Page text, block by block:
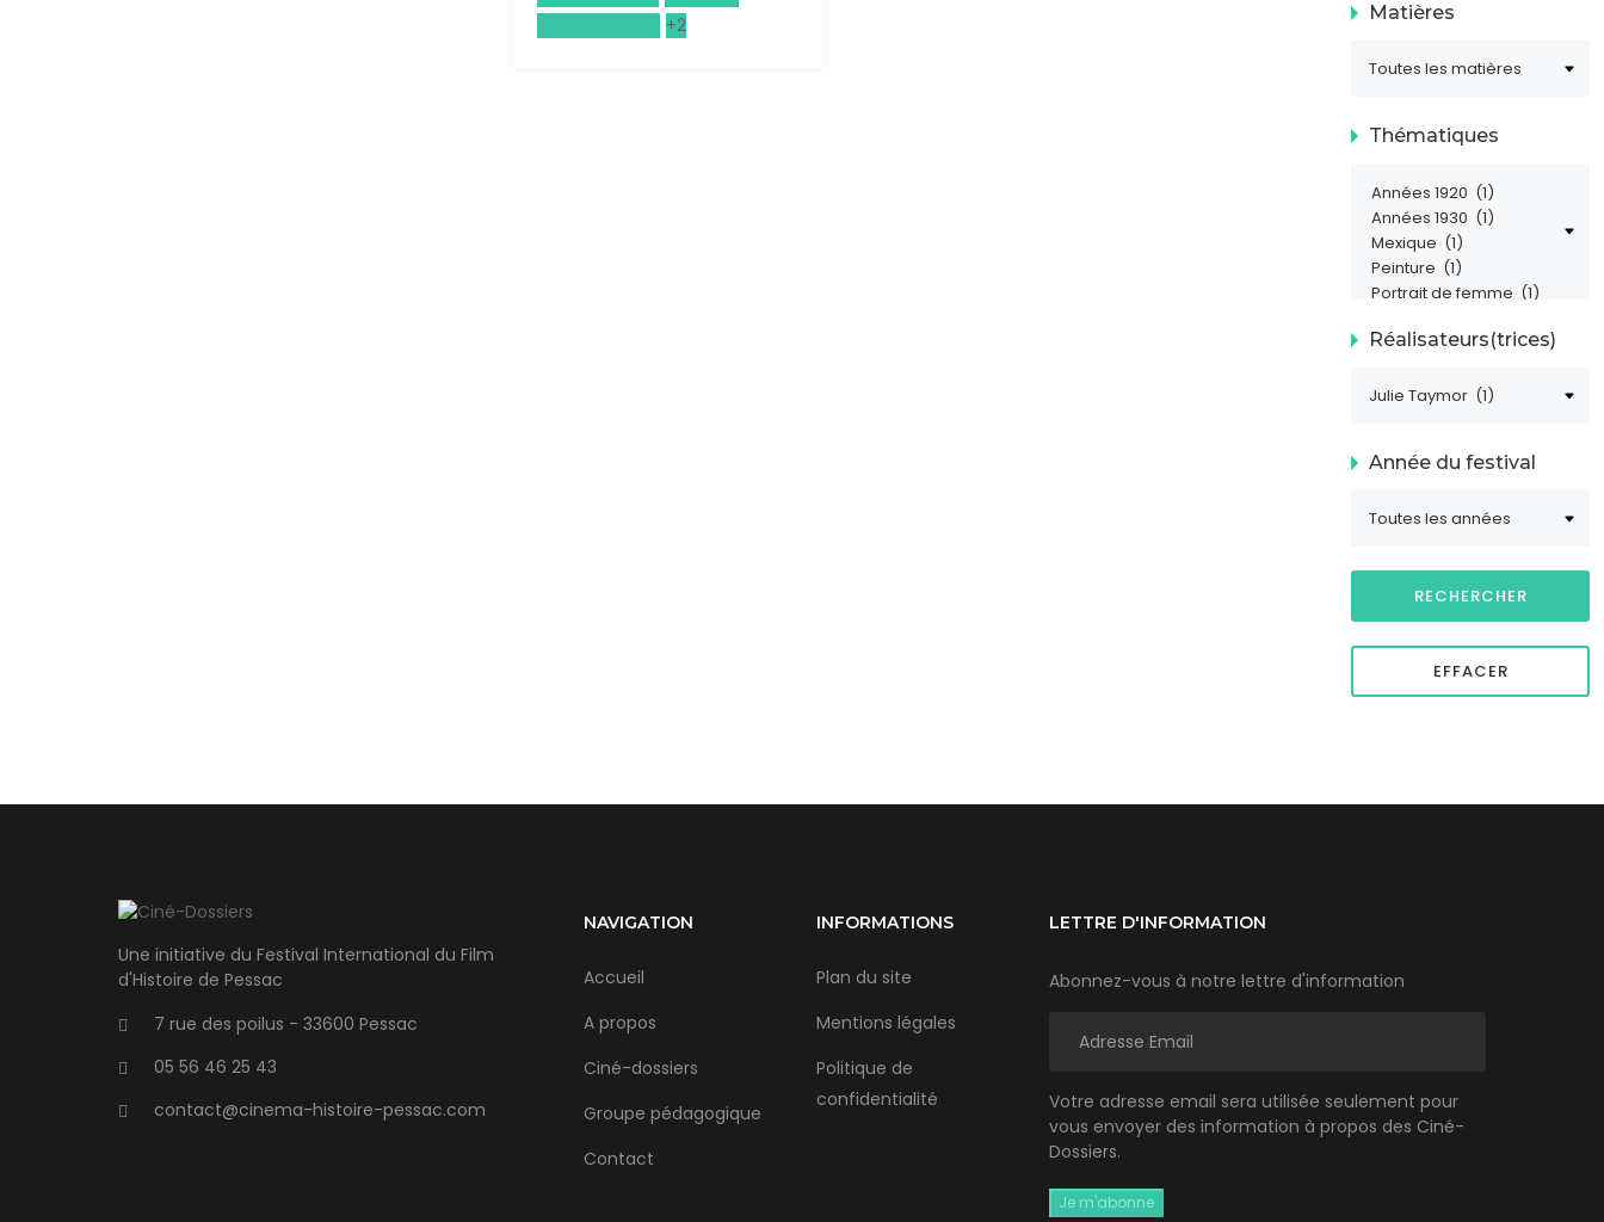
+2
Matières
Thématiques
Réalisateurs(trices)
Année du festival
Une initiative du Festival International du Film
d'Histoire de Pessac
7 rue des poilus - 33600 Pessac
05 56 46 25 43
contact@cinema-histoire-pessac.com
NAVIGATION
Accueil
A propos
Ciné-dossiers
Groupe pédagogique
Contact
INFORMATIONS
Plan du site
Mentions légales
Politique de
confidentialité
LETTRE D'INFORMATION
Abonnez-vous à notre lettre d'information
Votre adresse email sera utilisée seulement pour
vous envoyer des information à propos des Ciné-
Dossiers.